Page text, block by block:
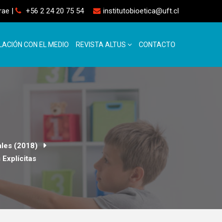
| +56 2 24 20 75 54 institutobioetica@uft.cl
CON EL MEDIO REVISTA ALTUS CONTACTO
(2018)
Explícitas